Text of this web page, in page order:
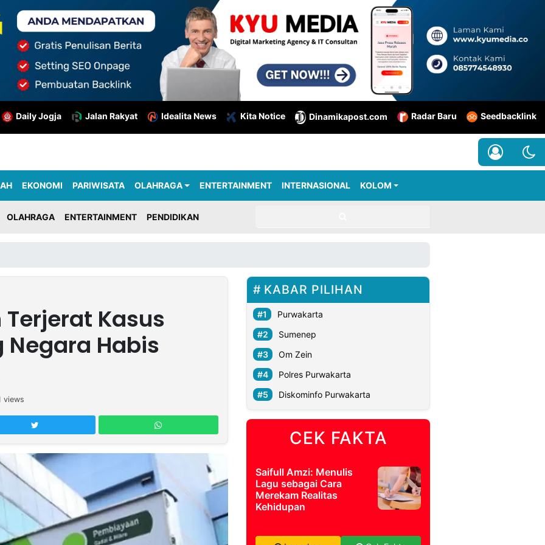
Daily Jogja Jalan Rakyat Idealita News Kita Notice Dinamikapost.com Radar Baru Seedbacklink
EKONOMI PARIWISATA OLAHRAGA ENTERTAINMENT INTERNASIONAL KOLOM
OLAHRAGA ENTERTAINMENT PENDIDIKAN
Terjerat Kasus
Negara Habis
views
KABAR PILIHAN
Purwakarta
Sumenep
Om Zein
Polres Purwakarta
Diskominfo Purwakarta
CEK FAKTA
Saifull Amzi: Menulis
Lagu sebagai Cara
Merekam Realitas
Kehidupan